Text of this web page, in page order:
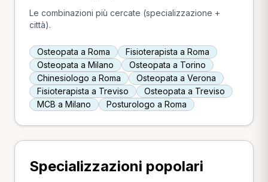
Le combinazioni più cercate (specializzazione +
città).
Osteopata a Roma
Fisioterapista a Roma
Osteopata a Milano
Osteopata a Torino
Chinesiologo a Roma
Osteopata a Verona
Fisioterapista a Treviso
Osteopata a Treviso
MCB a Milano
Posturologo a Roma
Specializzazioni popolari